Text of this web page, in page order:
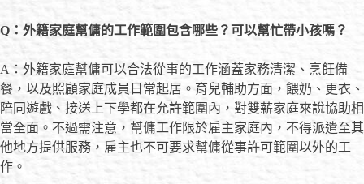
Q：外籍家庭幫傭的工作範圍包含哪些？可以幫忙帶小孩嗎？
A：外籍家庭幫傭可以合法從事的工作涵蓋家務清潔、烹飪備
餐，以及照顧家庭成員日常起居。育兒輔助方面，餵奶、更衣、
陪同遊戲、接送上下學都在允許範圍內，對雙薪家庭來說協助相
當全面。不過需注意，幫傭工作限於雇主家庭內，不得派遣至其
他地方提供服務，雇主也不可要求幫傭從事許可範圍以外的工
作。